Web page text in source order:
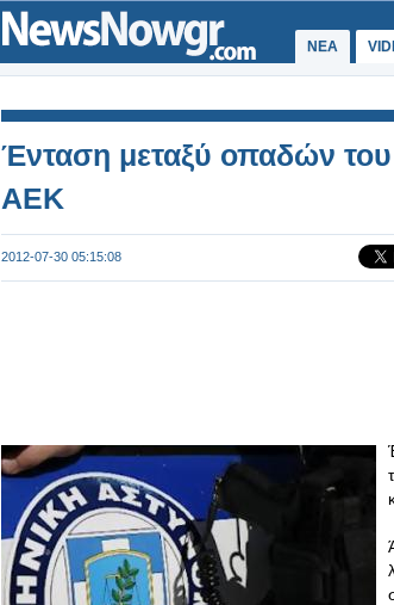
ΝΕΑ
Ένταση μεταξύ οπαδών του
ΑΕΚ
2012-07-30 05:15:08